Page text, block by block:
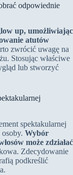
odpowiednie
up, umożliwiając
atutów
zwrócić uwagę na
Stosując właściwe
lub stworzyć
spektakularnej
Wybór
może zdziałać
Zdecydowanie
podkreślić